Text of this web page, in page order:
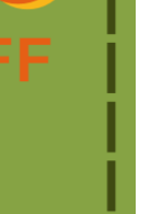
febrero 2024
noviembre 2023